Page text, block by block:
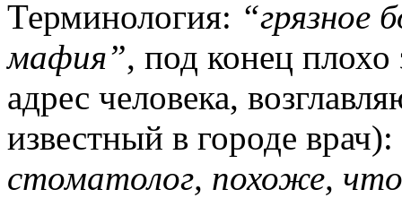
Терминология: “грязное
мафия”, под конец
адрес человека,
известный в городе врач):
стоматолог, похоже,